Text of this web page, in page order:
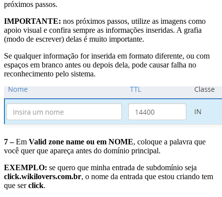
próximos passos.
IMPORTANTE: nos próximos passos, utilize as imagens como
apoio visual e confira sempre as informações inseridas. A grafia
(modo de escrever) delas é muito importante.
Se qualquer informação for inserida em formato diferente, ou com
espaços em branco antes ou depois dela, pode causar falha no
reconhecimento pelo sistema.
7 –Em Valid zone name ou em NOME, coloque a palavra que
você quer que apareça antes do domínio principal.
EXEMPLO: se quero que minha entrada de subdomínio seja
click.wikilovers.com.br, o nome da entrada que estou criando tem
que serclick.